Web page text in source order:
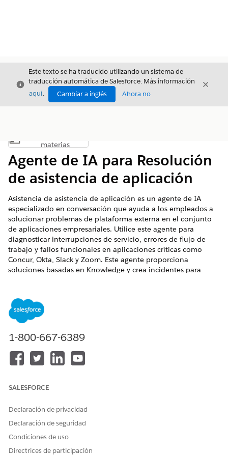
Cerrar
Este texto se ha traducido utilizando un sistema de
traducción automática de Salesforce. Más información
aquí. Cambiar a inglés Ahora no
Cerrar
Mostrar índice de materias
materias
Agente de IA para Resolución
de asistencia de aplicación
Asistencia de asistencia de aplicación es un agente de IA
especializado en conversación que ayuda a los empleados a
solucionar problemas de plataforma externa en el conjunto
de aplicaciones empresariales. Utilice este agente para
diagnosticar interrupciones de servicio, errores de flujo de
trabajo y fallos funcionales en aplicaciones críticas como
Concur, Okta, Slack y Zoom. Este agente proporciona
soluciones basadas en Knowledge y crea incidentes para
Disponible en: Lightning Experience
Disponible en: Unlimited Edition y Enterprise Edition con el
Este agente especializado utiliza automáticamente estas
plantillas de elementos de catálogo de servicio adicionales
para admitir aplicaciones y tipos de solicitud similares.
Problemas de aplicación de informe
1-800-667-6389
SALESFORCE
Declaración de privacidad
Declaración de seguridad
Condiciones de uso
Directrices de participación